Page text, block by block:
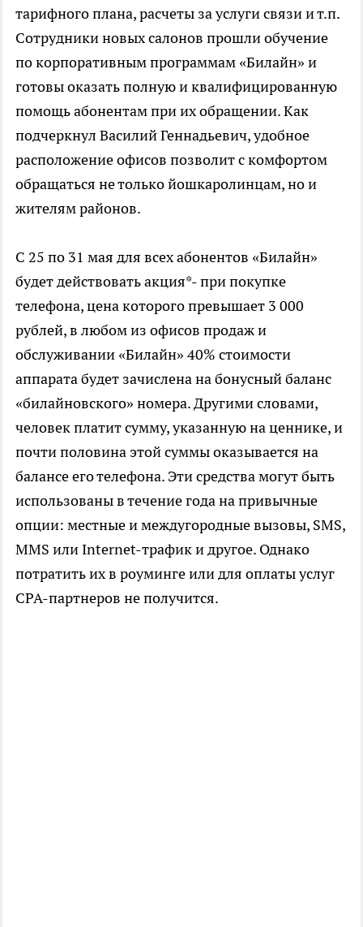
тарифного плана, расчеты за услуги связи и т.п.
Сотрудники новых салонов прошли обучение
по корпоративным программам «Билайн» и
готовы оказать полную и квалифицированную
помощь абонентам при их обращении. Как
подчеркнул Василий Геннадьевич, удобное
расположение офисов позволит с комфортом
обращаться не только йошкаролинцам, но и
жителям районов.
С 25 по 31 мая для всех абонентов «Билайн»
будет действовать акция*- при покупке
телефона, цена которого превышает 3 000
рублей, в любом из офисов продаж и
обслуживании «Билайн» 40% стоимости
аппарата будет зачислена на бонусный баланс
«билайновского» номера. Другими словами,
человек платит сумму, указанную на ценнике, и
почти половина этой суммы оказывается на
балансе его телефона. Эти средства могут быть
использованы в течение года на привычные
опции: местные и междугородные вызовы, SMS,
MMS или Internet-трафик и другое. Однако
потратить их в роуминге или для оплаты услуг
СРА-партнеров не получится.